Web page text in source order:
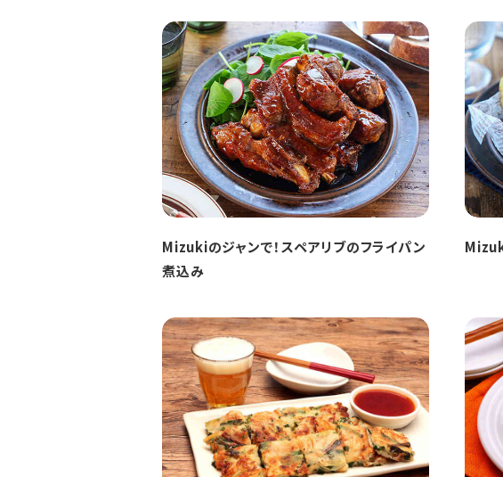
Mizukiのジャンで！スペアリブのフライパン
煮込み